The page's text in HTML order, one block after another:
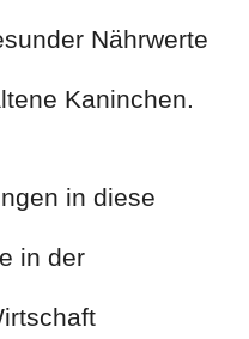
Nährwerte
Kaninchen.
in diese
in der